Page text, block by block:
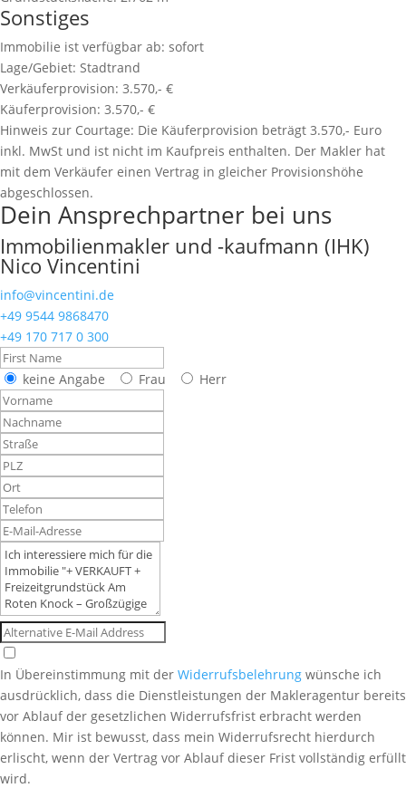
Sonstiges
Immobilie ist verfügbar ab: sofort
Lage/Gebiet: Stadtrand
Verkäuferprovision: 3.570,- €
Käuferprovision: 3.570,- €
Hinweis zur Courtage: Die Käuferprovision beträgt 3.570,- Euro
inkl. MwSt und ist nicht im Kaufpreis enthalten. Der Makler hat
mit dem Verkäufer einen Vertrag in gleicher Provisionshöhe
abgeschlossen.
Dein Ansprechpartner bei uns
Immobilienmakler und -kaufmann (IHK)
Nico Vincentini
info@vincentini.de
+49 9544 9868470
+49 170 717 0 300
keine Angabe Frau Herr
In Übereinstimmung mit der Widerrufsbelehrung wünsche ich
ausdrücklich, dass die Dienstleistungen der Makleragentur bereits
vor Ablauf der gesetzlichen Widerrufsfrist erbracht werden
können. Mir ist bewusst, dass mein Widerrufsrecht hierdurch
erlischt, wenn der Vertrag vor Ablauf dieser Frist vollständig erfüllt
wird.